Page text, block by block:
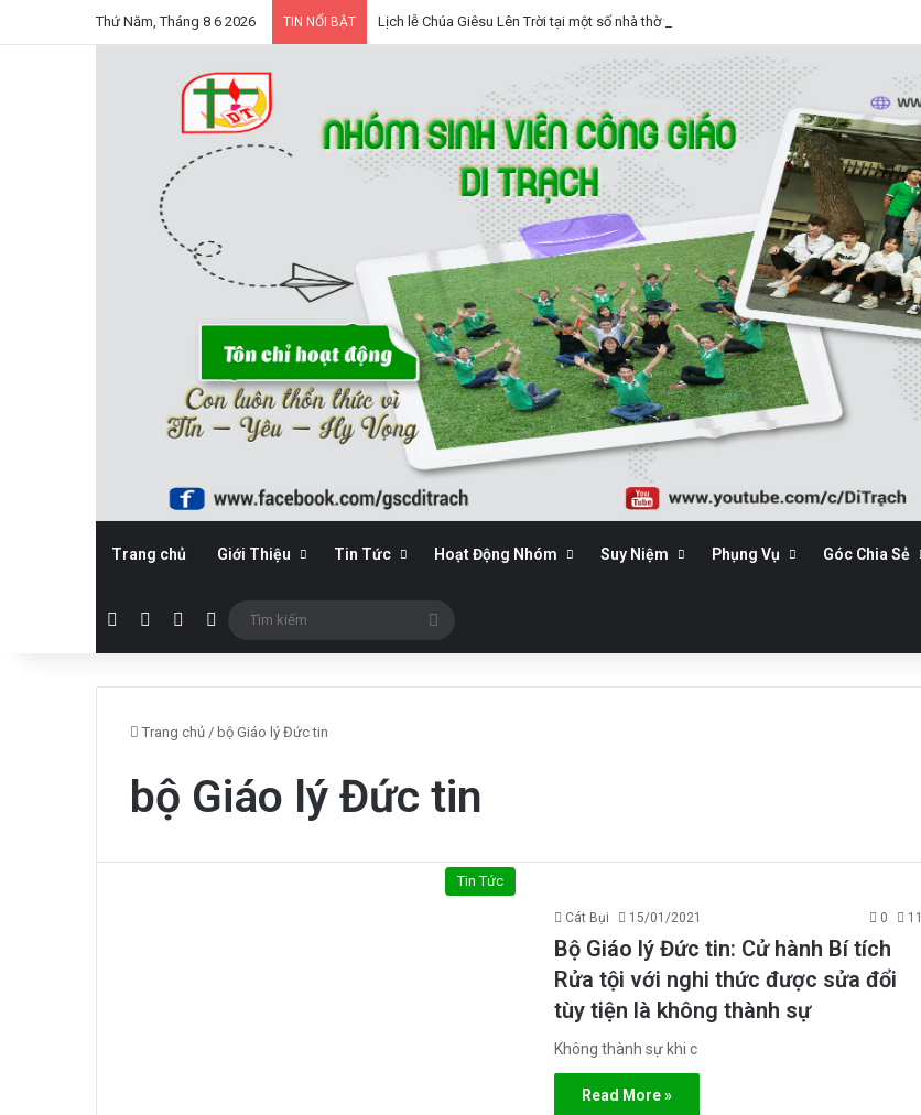
Thứ Năm, Tháng 8 6 2026 TIN NỔI BẬT Lịch lễ Chúa Giêsu Lên Trời tại một số nhà thờ trên địa bàn Hà Nội 2026, Lễ Trọng
Trang chủ Giới Thiệu Tin Tức Hoạt Động Nhóm Suy Niệm Phụng Vụ Góc Chia Sẻ
FacebookYouTubeWordPress
Sidebar
Tìm
kiếm
Trang chủ / bộ Giáo lý Đức tin
bộ Giáo lý Đức tin
Tin Tức
Cát Bụi 15/01/2021 0 11
Bộ Giáo lý Đức tin: Cử hành Bí tích
Rửa tội với nghi thức được sửa đổi
tùy tiện là không thành sự
Không thành sự khi c
Read More »